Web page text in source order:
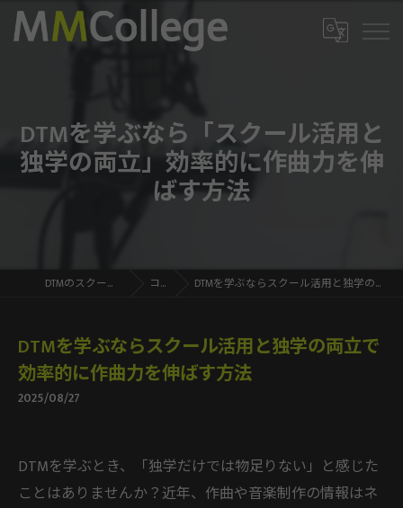
DTMを学ぶなら「スクール活用と
独学の両立」効率的に作曲力を伸
ばす方法
DTMのスクールならMMCollege コラム DTMを学ぶならスクール活用と独学の両立で効率的に作曲力を伸ばす方法
DTMを学ぶならスクール活用と独学の両立で
効率的に作曲力を伸ばす方法
2025/08/27
DTMを学ぶとき、「独学だけでは物足りない」と感じた
ことはありませんか？近年、作曲や音楽制作の情報はネ